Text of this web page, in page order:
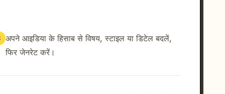
अपने आइडिया के हिसाब से विषय, स्टाइल या डिटेल बदलें,
फिर जेनरेट करें।